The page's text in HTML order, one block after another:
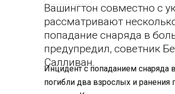
Вашингтон совместно с
рассматривают
попадание снаряда в
предупредил, советник
Салливан.
Инцидент с попаданием снаряда
погибли два взрослых и ранения